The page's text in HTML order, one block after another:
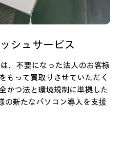
シュサービス
、不要になった法人のお客様
もって買取りさせていただく
かつ法と環境規制に準拠した
の新たなパソコン導入を支援